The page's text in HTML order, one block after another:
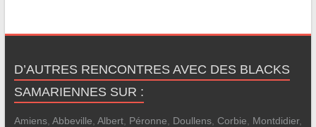
D’AUTRES RENCONTRES AVEC DES BLACKS
SAMARIENNES SUR :
Amiens, Abbeville Albert, Péronne Doullens, Corbie Montdidier,